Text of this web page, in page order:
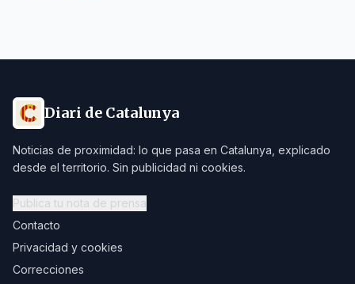
Diari de Catalunya
Noticias de proximidad: lo que pasa en Catalunya, explicado
desde el territorio. Sin publicidad ni cookies.
Publica tu nota de prensa
Contacto
Privacidad y cookies
Correcciones